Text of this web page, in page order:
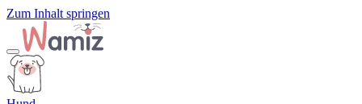
Zum Inhalt springen